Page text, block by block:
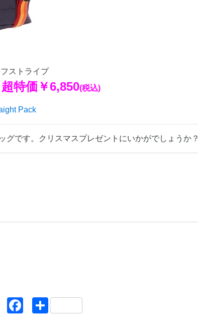
ストライプ
超特価￥6,850(税込)
Pack
グです。クリスマスプレゼントにいかがでしょうか？
PocketFacebook
共